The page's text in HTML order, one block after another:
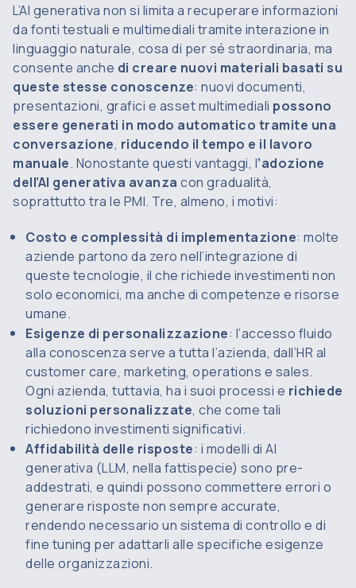
L’AI generativa non si limita a recuperare informazioni
da fonti testuali e multimediali tramite interazione in
linguaggio naturale, cosa di per sé straordinaria, ma
consente anche di creare nuovi materiali basati su
queste stesse conoscenze: nuovi documenti,
presentazioni, grafici e asset multimediali possono
essere generati in modo automatico tramite una
conversazione, riducendo il tempo e il lavoro
manuale. Nonostante questi vantaggi, l’adozione
dell’AI generativa avanza con gradualità,
soprattutto tra le PMI. Tre, almeno, i motivi:
Costo e complessità di implementazione: molte
aziende partono da zero nell’integrazione di
queste tecnologie, il che richiede investimenti non
solo economici, ma anche di competenze e risorse
umane.
Esigenze di personalizzazione: l’accesso fluido
alla conoscenza serve a tutta l’azienda, dall’HR al
customer care, marketing, operations e sales.
Ogni azienda, tuttavia, ha i suoi processi e richiede
soluzioni personalizzate, che come tali
richiedono investimenti significativi.
Affidabilità delle risposte: i modelli di AI
generativa (LLM, nella fattispecie) sono pre-
addestrati, e quindi possono commettere errori o
generare risposte non sempre accurate,
rendendo necessario un sistema di controllo e di
fine tuning per adattarli alle specifiche esigenze
delle organizzazioni.